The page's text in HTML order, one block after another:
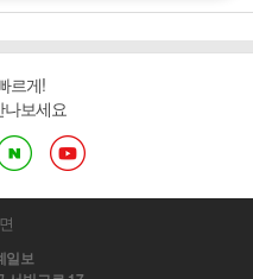
르게!
보세요
일보